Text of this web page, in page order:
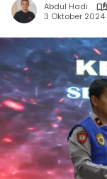
Abdul Hadi
3 Oktober 2024